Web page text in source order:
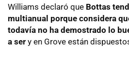
Williams declaró que Bottas
multianual porque considera
todavía no ha demostrado lo
a ser y en Grove están